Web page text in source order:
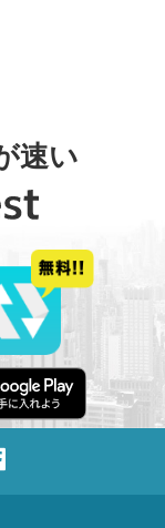
速い